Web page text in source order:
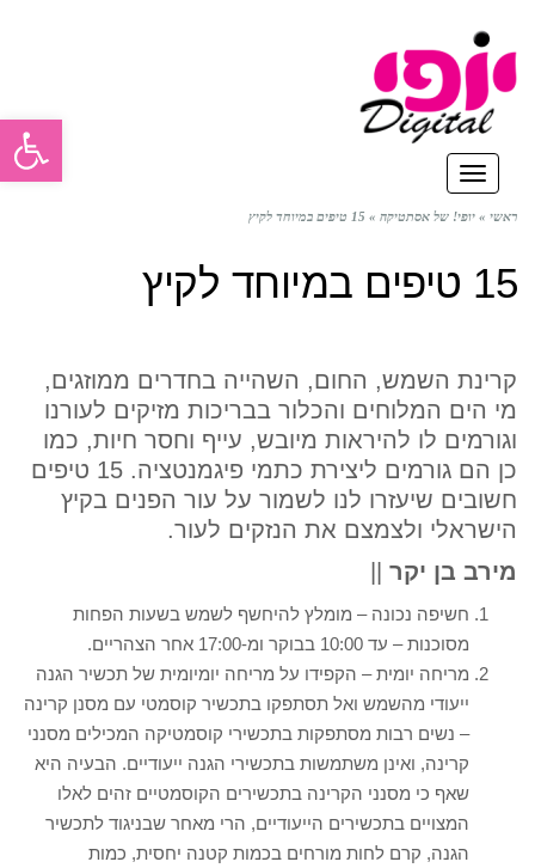
תפריט
ראשי » יופי! של אסתטיקה » 15 טיפים במיוחד לקיץ
15 טיפים במיוחד לקיץ
קרינת השמש, החום, השהייה בחדרים ממוזגים,
מי הים המלוחים והכלור בבריכות מזיקים לעורנו
וגורמים לו להיראות מיובש, עייף וחסר חיות, כמו
כן הם גורמים ליצירת כתמי פיגמנטציה. 15 טיפים
חשובים שיעזרו לנו לשמור על עור הפנים בקיץ
הישראלי ולצמצם את הנזקים לעור.
מירב בן יקר
חשיפה נכונה – מומלץ להיחשף לשמש בשעות הפחות
מסוכנות – עד 10:00 בבוקר ומ-17:00 אחר הצהריים.
מריחה יומית – הקפידו על מריחה יומיומית של תכשיר הגנה
ייעודי מהשמש ואל תסתפקו בתכשיר קוסמטי עם מסנן קרינה
– נשים רבות מסתפקות בתכשירי קוסמטיקה המכילים מסנני
קרינה, ואינן משתמשות בתכשירי הגנה ייעודיים. הבעיה היא
שאף כי מסנני הקרינה בתכשירים הקוסמטיים זהים לאלו
המצויים בתכשירים הייעודיים, הרי מאחר שבניגוד לתכשיר
הגנה, קרם לחות מורחים בכמות קטנה יחסית, כמות
פתח